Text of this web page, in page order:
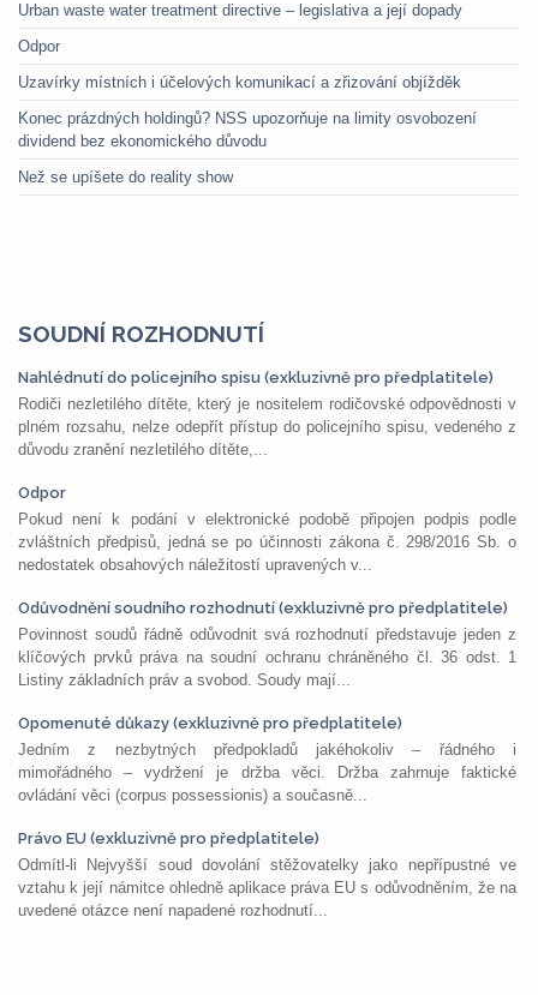
Urban waste water treatment directive – legislativa a její dopady
Odpor
Uzavírky místních i účelových komunikací a zřizování objížděk
Konec prázdných holdingů? NSS upozorňuje na limity osvobození
dividend bez ekonomického důvodu
Než se upíšete do reality show
SOUDNÍ ROZHODNUTÍ
Nahlédnutí do policejního spisu (exkluzivně pro předplatitele)
Rodiči nezletilého dítěte, který je nositelem rodičovské odpovědnosti v
plném rozsahu, nelze odepřít přístup do policejního spisu, vedeného z
důvodu zranění nezletilého dítěte,...
Odpor
Pokud není k podání v elektronické podobě připojen podpis podle
zvláštních předpisů, jedná se po účinnosti zákona č. 298/2016 Sb. o
nedostatek obsahových náležitostí upravených v...
Odůvodnění soudního rozhodnutí (exkluzivně pro předplatitele)
Povinnost soudů řádně odůvodnit svá rozhodnutí představuje jeden z
klíčových prvků práva na soudní ochranu chráněného čl. 36 odst. 1
Listiny základních práv a svobod. Soudy mají...
Opomenuté důkazy (exkluzivně pro předplatitele)
Jedním z nezbytných předpokladů jakéhokoliv – řádného i
mimořádného – vydržení je držba věci. Držba zahrnuje faktické
ovládání věci (corpus possessionis) a současně...
Právo EU (exkluzivně pro předplatitele)
Odmítl-li Nejvyšší soud dovolání stěžovatelky jako nepřípustné ve
vztahu k její námitce ohledně aplikace práva EU s odůvodněním, že na
uvedené otázce není napadené rozhodnutí...